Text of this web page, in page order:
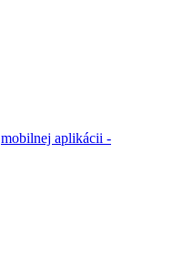
mobilnej aplikácii -